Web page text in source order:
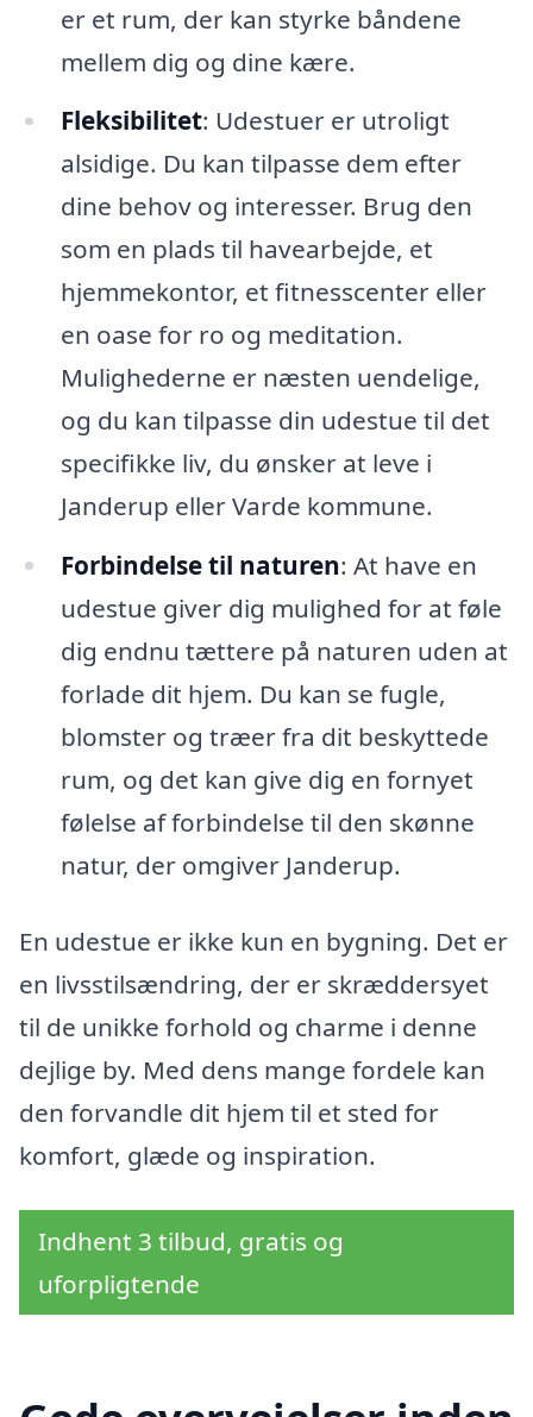
er et rum, der kan styrke båndene
mellem dig og dine kære.
Fleksibilitet: Udestuer er utroligt
alsidige. Du kan tilpasse dem efter
dine behov og interesser. Brug den
som en plads til havearbejde, et
hjemmekontor, et fitnesscenter eller
en oase for ro og meditation.
Mulighederne er næsten uendelige,
og du kan tilpasse din udestue til det
specifikke liv, du ønsker at leve i
Janderup eller Varde kommune.
Forbindelse til naturen: At have en
udestue giver dig mulighed for at føle
dig endnu tættere på naturen uden at
forlade dit hjem. Du kan se fugle,
blomster og træer fra dit beskyttede
rum, og det kan give dig en fornyet
følelse af forbindelse til den skønne
natur, der omgiver Janderup.
En udestue er ikke kun en bygning. Det er
en livsstilsændring, der er skræddersyet
til de unikke forhold og charme i denne
dejlige by. Med dens mange fordele kan
den forvandle dit hjem til et sted for
komfort, glæde og inspiration.
Indhent 3 tilbud, gratis og
uforpligtende